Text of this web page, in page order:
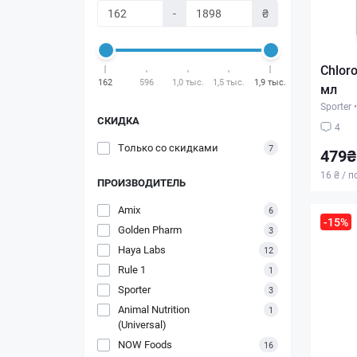
- ₴
162 596 1,0 тыс. 1,5 тыс. 1,9 тыс.
СКИДКА
Только со cкидками
7
ПРОИЗВОДИТЕЛЬ
Amix
6
Golden Pharm 3
Haya Labs 12
Rule 1 1
Sporter 3
Animal Nutrition
(Universal)
1
NOW Foods 16
мл
Sporter •
4
479₴
16 ₴ /
-15%